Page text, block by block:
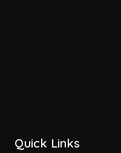
Quick Links